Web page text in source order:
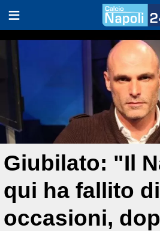
Giubilato: "Il
qui ha fallito
occasioni,